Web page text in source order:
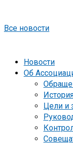
Все новости
Новости
Об
Цели и